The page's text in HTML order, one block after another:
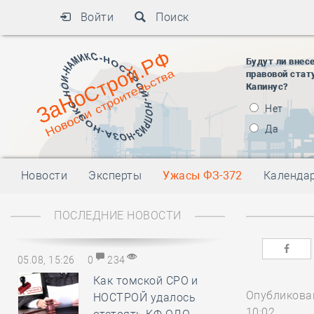
Войти Поиск
Будут ли
правовой
Капинус?
Нет
Да
Новости Эксперты Ужасы ФЗ-372
ПОСЛЕДНИЕ НОВОСТИ
05.08, 15:26 0 234
Как томской СРО и
НОСТРОЙ удалось